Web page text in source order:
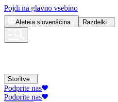
Pojdi na glavno vsebino
Aleteia slovenščina Razdelki
Storitve
Podprite nas
Podprite nas